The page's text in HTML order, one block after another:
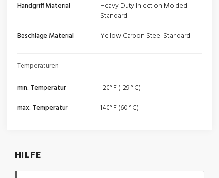
Handgriff Material
Heavy Duty Injection Molded
Standard
Beschläge Material
Yellow Carbon Steel Standard
Temperaturen
min. Temperatur
-20° F (-29 ° C)
max. Temperatur
140° F (60 ° C)
HILFE